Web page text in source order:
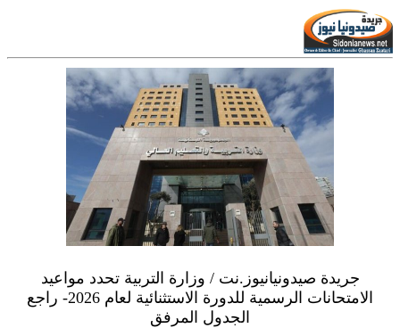
جريدة صيدونيانيوز.نت / وزارة التربية تحدد مواعيد
الامتحانات الرسمية للدورة الاستثنائية لعام 2026- راجع
الجدول المرفق